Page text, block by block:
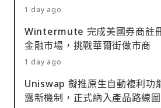
1 day ago
Wintermute 完成美國券商註
金融市場，挑戰華爾街做市商
1 day ago
Uniswap 擬推原生自動複利功
露新機制，正式納入產品路線圖